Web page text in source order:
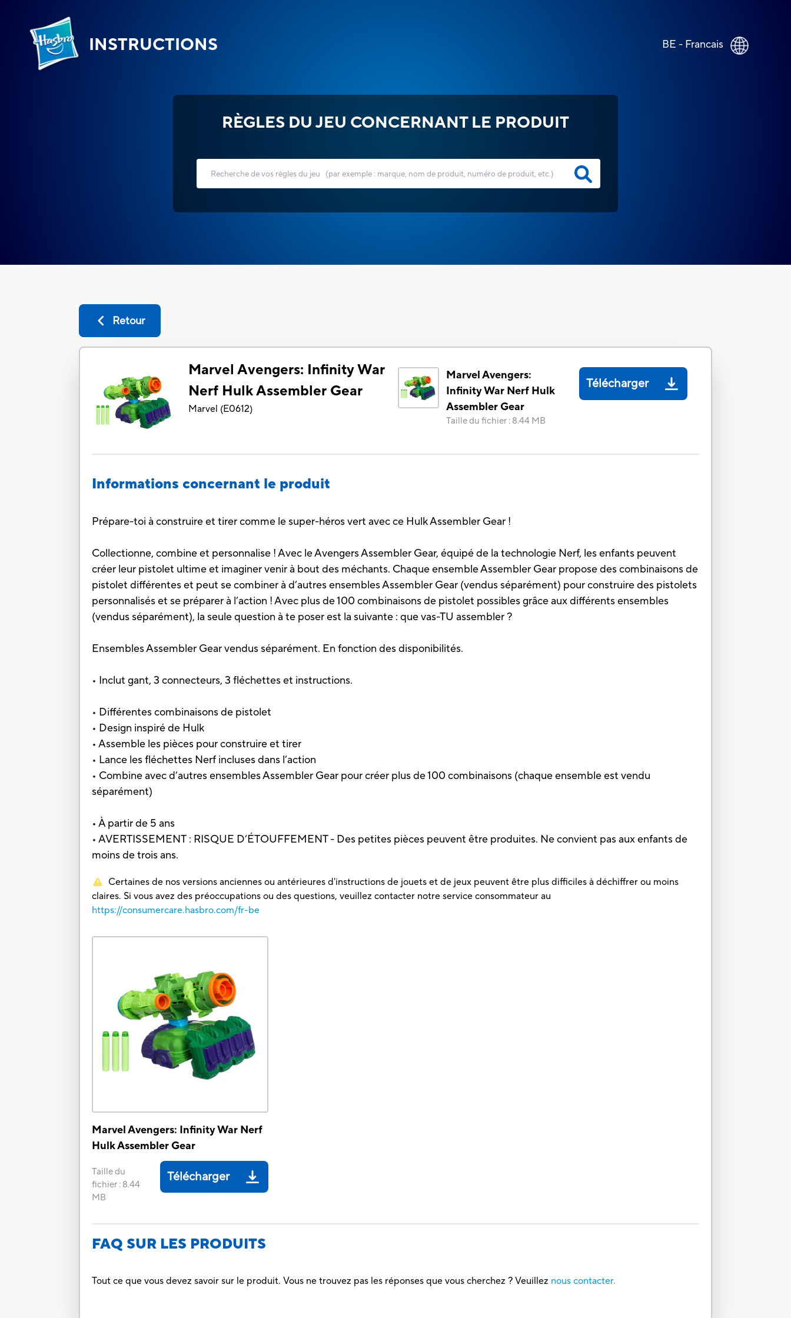
INSTRUCTIONS BE - Francais
RÈGLES DU JEU CONCERNANT LE PRODUIT
Retour
Marvel Avengers: Infinity War
Nerf Hulk Assembler Gear
Marvel (E0612)
Marvel Avengers:
Infinity War Nerf Hulk
Assembler Gear
Taille du fichier : 8.44 MB
Télécharger
Informations concernant le produit
Prépare-toi à construire et tirer comme le super-héros vert avec ce Hulk Assembler Gear !
Collectionne, combine et personnalise ! Avec le Avengers Assembler Gear, équipé de la technologie Nerf, les enfants peuvent
créer leur pistolet ultime et imaginer venir à bout des méchants. Chaque ensemble Assembler Gear propose des combinaisons de
pistolet différentes et peut se combiner à d’autres ensembles Assembler Gear (vendus séparément) pour construire des pistolets
personnalisés et se préparer à l’action ! Avec plus de 100 combinaisons de pistolet possibles grâce aux différents ensembles
(vendus séparément), la seule question à te poser est la suivante : que vas-TU assembler ?
Ensembles Assembler Gear vendus séparément. En fonction des disponibilités.
• Inclut gant, 3 connecteurs, 3 fléchettes et instructions.
• Différentes combinaisons de pistolet
• Design inspiré de Hulk
• Assemble les pièces pour construire et tirer
• Lance les fléchettes Nerf incluses dans l’action
• Combine avec d’autres ensembles Assembler Gear pour créer plus de 100 combinaisons (chaque ensemble est vendu
séparément)
• À partir de 5 ans
• AVERTISSEMENT : RISQUE D’ÉTOUFFEMENT - Des petites pièces peuvent être produites. Ne convient pas aux enfants de
moins de trois ans.
Certaines de nos versions anciennes ou antérieures d'instructions de jouets et de jeux peuvent être plus difficiles à déchiffrer ou moins
claires. Si vous avez des préoccupations ou des questions, veuillez contacter notre service consommateur au
https://consumercare.hasbro.com/fr-be
Marvel Avengers: Infinity War Nerf
Hulk Assembler Gear
Taille du
fichier : 8.44
MB
Télécharger
FAQ SUR LES PRODUITS
Tout ce que vous devez savoir sur le produit. Vous ne trouvez pas les réponses que vous cherchez ? Veuillez nous contacter.